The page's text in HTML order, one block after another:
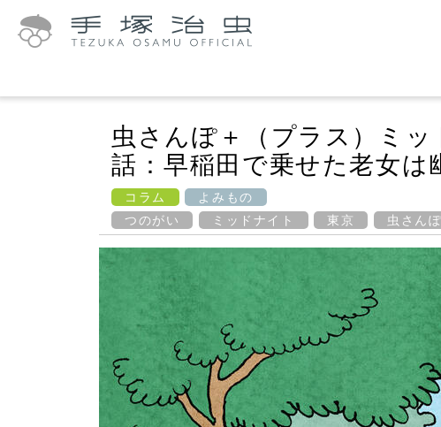
虫さんぽ＋（プラス）ミ
話：早稲田で乗せた老女は
コラム
よみもの
つのがい
ミッドナイト 東京 虫さん